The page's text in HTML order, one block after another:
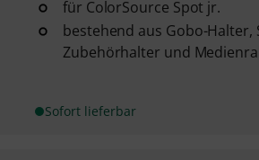
für ColorSource Spot jr.
bestehend aus Gobo-Halter,
Zubehörhalter und
Sofort lieferbar